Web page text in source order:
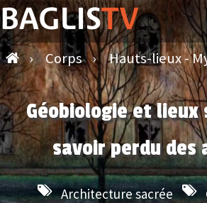
› Corps › Hauts-lieux -
Géobiologie et lieux
savoir perdu des
Architecture sacrée